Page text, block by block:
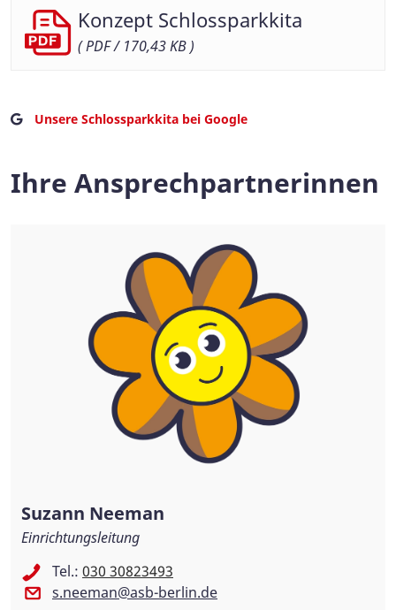
Konzept Schlossparkkita
( PDF / 170,43 KB )
Unsere Schlossparkkita bei Google
Ihre Ansprechpartnerinnen
Suzann Neeman
Einrichtungsleitung
Tel.: 030 30823493
s.neeman@asb-berlin.de